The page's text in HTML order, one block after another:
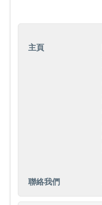
主頁
聯絡我們